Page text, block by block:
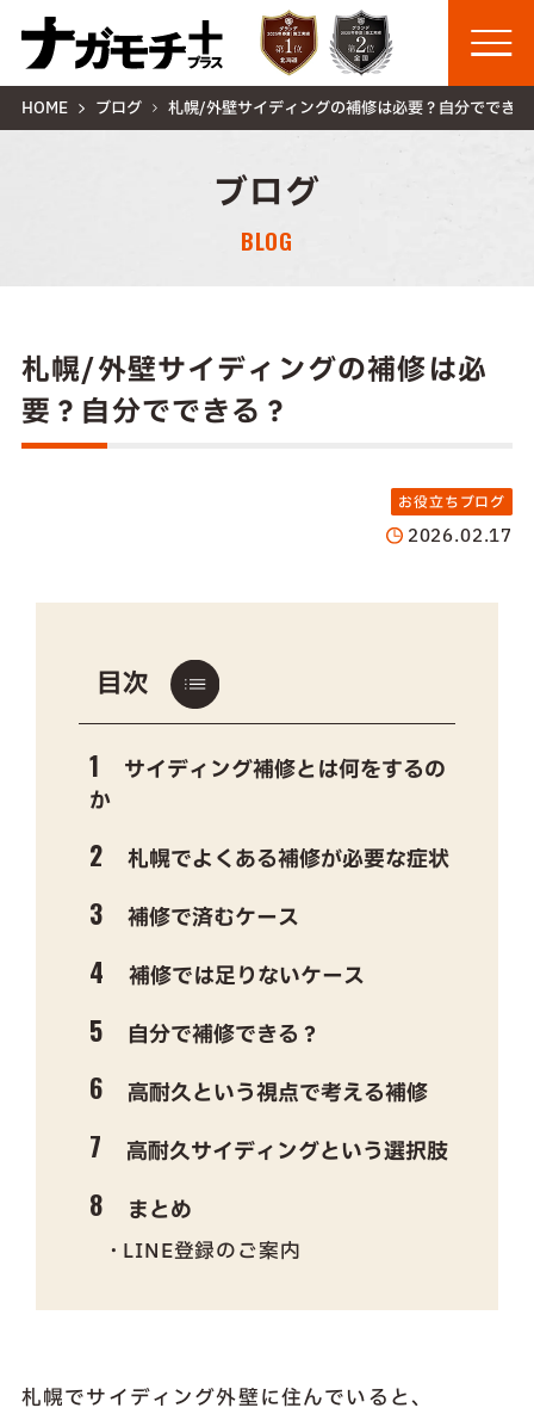
HOME ブログ 札幌/外壁サイディングの補修は必要？自分ででき
ブログ
BLOG
札幌/外壁サイディングの補修は必
要？自分でできる？
お役立ちブログ
2026.02.17
目次
サイディング補修とは何をするの
か
札幌でよくある補修が必要な症状
補修で済むケース
補修では足りないケース
自分で補修できる？
高耐久という視点で考える補修
高耐久サイディングという選択肢
まとめ
LINE登録のご案内
札幌でサイディング外壁に住んでいると、